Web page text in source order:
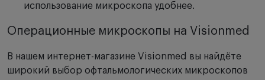
использование микроскопа удобнее.
Операционные микроскопы на Visionmed
В нашем интернет-магазине Visionmed вы найдёте
широкий выбор офтальмологических микроскопов